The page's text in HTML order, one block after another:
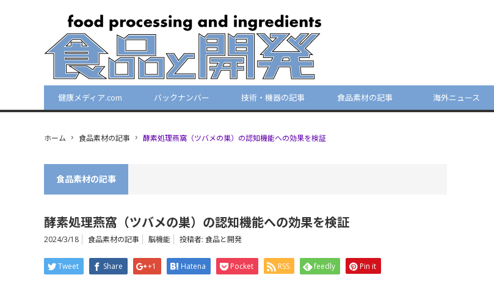
健康メディア.com バックナンバー 技術・機器の記事 食品素材の記事 海外ニュース
ホーム 食品素材の記事 酵素処理燕窩（ツバメの巣）の認知機能への効果を検証
食品素材の記事
酵素処理燕窩（ツバメの巣）の認知機能への効果を検証
2024/3/18 食品素材の記事 脳機能 投稿者: 食品と開発
Tweet Share +1 Hatena Pocket RSS feedly Pin it